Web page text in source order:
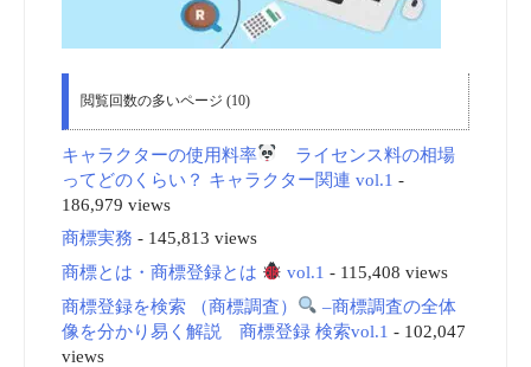
閲覧回数の多いページ (10)
キャラクターの使用料率
ライセンス料の相場
ってどのくらい？ キャラクター関連 vol.1 -
186,979 views
商標実務 - 145,813 views
商標とは・商標登録とは
vol.1 - 115,408 views
商標登録を検索 （商標調査）
–商標調査の全体
像を分かり易く解説 商標登録 検索vol.1 - 102,047
views